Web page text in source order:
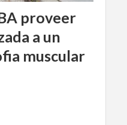
proveer
a un
muscular